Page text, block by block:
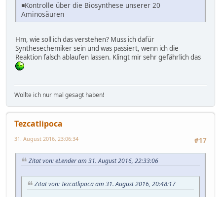
◾Kontrolle über die Biosynthese unserer 20
Aminosäuren
Hm, wie soll ich das verstehen? Muss ich dafür
Synthesechemiker sein und was passiert, wenn ich die
Reaktion falsch ablaufen lassen. Klingt mir sehr gefährlich das
Wollte ich nur mal gesagt haben!
Tezcatlipoca
#17
31. August 2016, 23:06:34
Zitat von: eLender am 31. August 2016, 22:33:06
Zitat von: Tezcatlipoca am 31. August 2016, 20:48:17